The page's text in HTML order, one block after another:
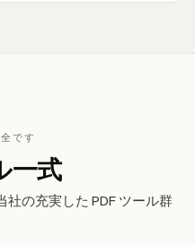
です
一式
の充実した PDF ツール群